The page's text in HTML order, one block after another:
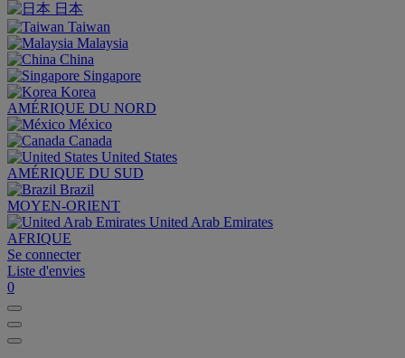
日本
Taiwan
Malaysia
China
Singapore
Korea
AMÉRIQUE DU NORD
México
Canada
United States
AMÉRIQUE DU SUD
Brazil
MOYEN-ORIENT
United Arab Emirates
AFRIQUE
Se connecter
Liste d'envies
0